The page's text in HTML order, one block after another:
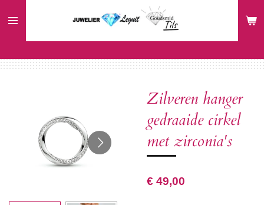
direct
hoofdinhoud
Zilveren hanger
gedraaide cirkel
met zirconia's
€ 49,00